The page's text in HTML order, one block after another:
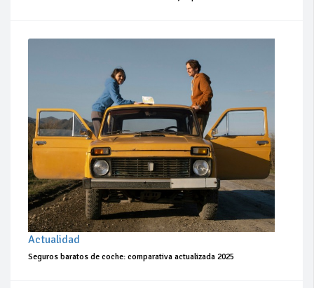
Actualidad
Seguros baratos de coche: comparativa actualizada 2025